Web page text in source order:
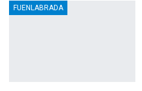
FUENLABRADA